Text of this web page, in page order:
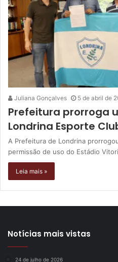
Juliana Gonçalves 5 de abril de
Prefeitura prorroga
Londrina Esporte
A Prefeitura de Londrina
permissão de uso do Estádio
Leia mais »
Notícias mais vistas
24 de julho de 2026